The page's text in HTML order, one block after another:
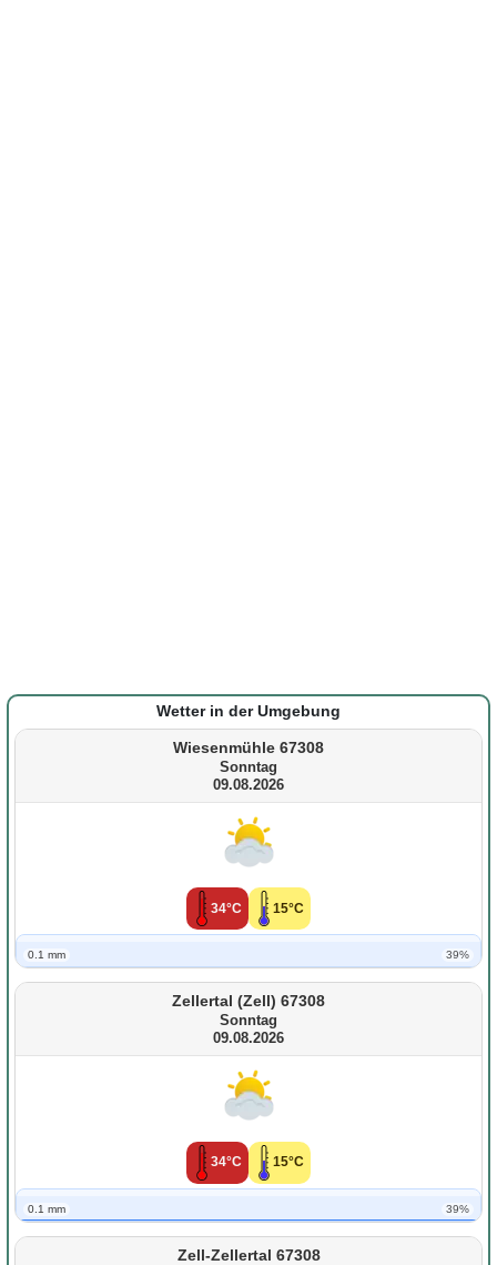
Wetter in der Umgebung
Wiesenmühle 67308
Sonntag
09.08.2026
34°C 15°C
0.1 mm 39%
Zellertal (Zell) 67308
Sonntag
09.08.2026
34°C 15°C
0.1 mm 39%
Zell-Zellertal 67308